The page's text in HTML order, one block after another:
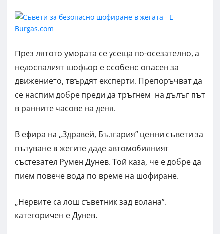
През лятото умората се усеща по-осезателно, а
недоспалият шофьор е особено опасен за
движението, твърдят експерти. Препоръчват да
се наспим добре преди да тръгнем на дълъг път
в ранните часове на деня.
В ефира на „Здравей, България” ценни съвети за
пътуване в жегите даде автомобилният
състезател Румен Дунев. Той каза, че е добре да
пием повече вода по време на шофиране.
„Нервите са лош съветник зад волана”,
категоричен е Дунев.